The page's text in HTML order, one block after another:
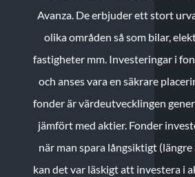
Avanza. De erbjuder ett stort
olika områden så som bilar,
fastigheter mm. Investeringar i
och anses vara en säkrare
fonder är värdeutvecklingen
jämfört med aktier. Fonder
när man spara långsiktigt (längre
kan det var läskigt att investera i